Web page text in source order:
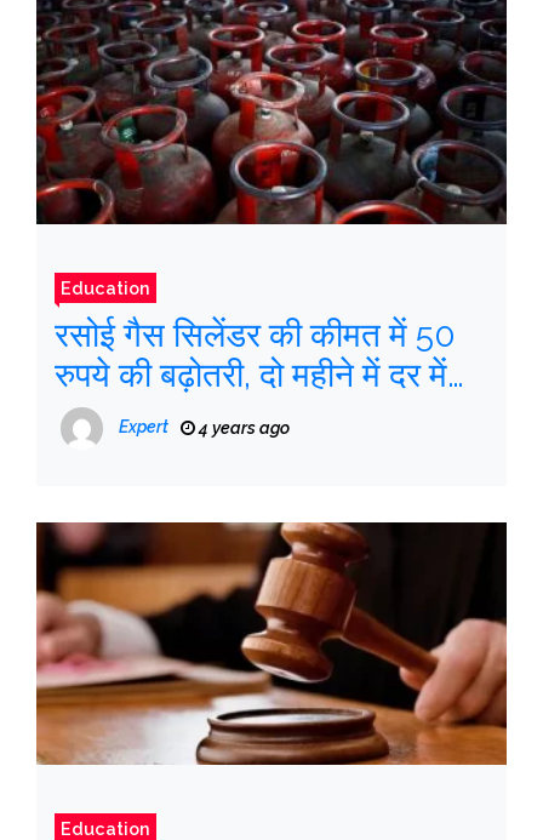
Education
रसोई गैस सिलेंडर की कीमत में 50
रुपये की बढ़ोतरी, दो महीने में दर में
दूसरी बढ़ोतरी
Expert 4 years ago
Education